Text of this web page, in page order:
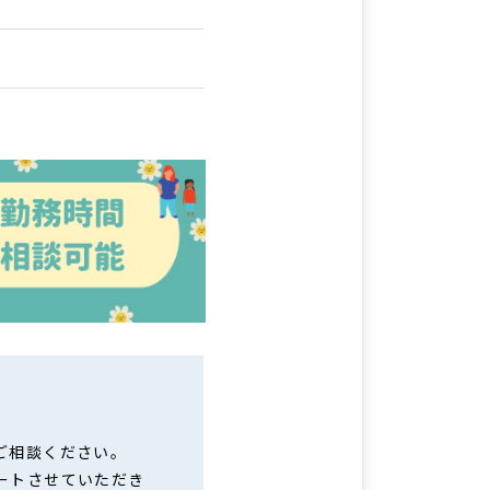
談ください。
トさせていただき